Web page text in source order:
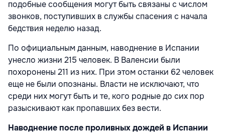
подобные сообщения могут быть связаны с числом
звонков, поступивших в службы спасения с начала
бедствия неделю назад.
По официальным данным, наводнение в Испании
унесло жизни 215 человек. В Валенсии были
похоронены 211 из них. При этом останки 62 человек
еще не были опознаны. Власти не исключают, что
среди них могут быть и те, кого родные до сих пор
разыскивают как пропавших без вести.
Наводнение после проливных дождей в Испании